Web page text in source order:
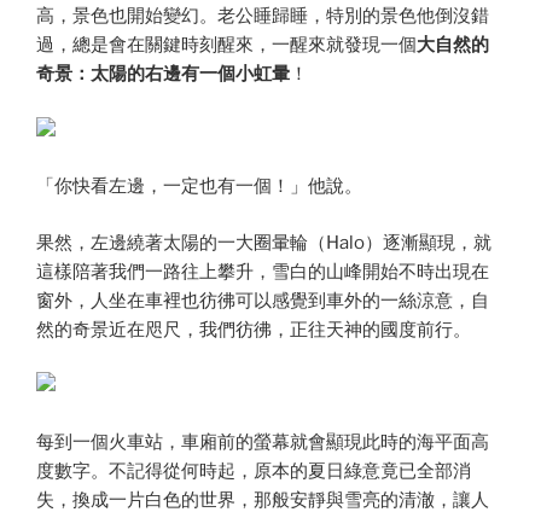
高，景色也開始變幻。老公睡歸睡，特別的景色他倒沒錯
過，總是會在關鍵時刻醒來，一醒來就發現一個大自然的
奇景：太陽的右邊有一個小虹暈 ！
「你快看左邊，一定也有一個！」他說。
果然，左邊繞著太陽的一大圈暈輪（Halo）逐漸顯現，就
這樣陪著我們一路往上攀升，雪白的山峰開始不時出現在
窗外，人坐在車裡也彷彿可以感覺到車外的一絲涼意，自
然的奇景近在咫尺，我們彷彿，正往天神的國度前行。
每到一個火車站，車廂前的螢幕就會顯現此時的海平面高
度數字。不記得從何時起，原本的夏日綠意竟已全部消
失，換成一片白色的世界，那般安靜與雪亮的清澈，讓人